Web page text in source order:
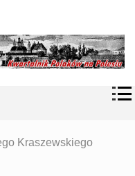
Kraszewskiego